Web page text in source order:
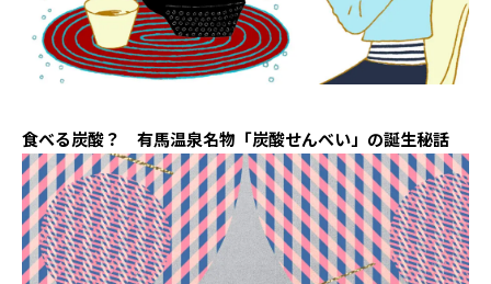
食べる炭酸？ 有馬温泉名物「炭酸せんべい」の誕生秘話